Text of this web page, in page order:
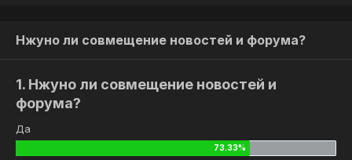
Нжуно ли совмещение новостей и форума?
1. Нжуно ли совмещение новостей и
форума?
Да